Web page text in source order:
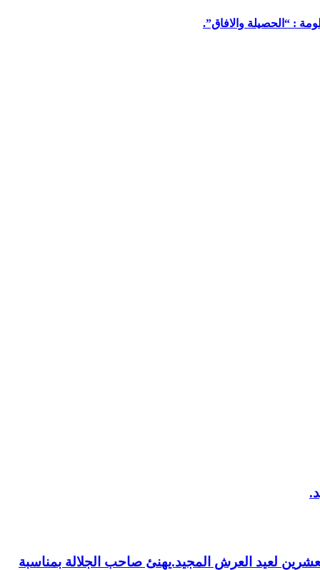
: “الحصيلة والافاق”.
لعيد العرش المجيد.يهنئ صاحب الجلالة بمناسبة